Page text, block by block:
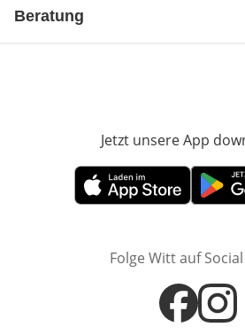
Beratung
Jetzt unsere App
Öffnet in neuem Fenster
Öffnet
Folge Witt auf
Öffnet inÖffnet